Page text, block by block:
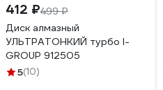
412 ₽499 ₽
Диск алмазный
УЛЬТРАТОНКИЙ турбо I-
GROUP 912505
5(10)